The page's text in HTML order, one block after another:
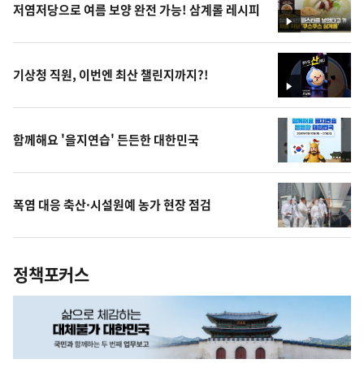
영
상
저염저당으로 여름 보양 완전 가능! 삼계롤 레시피
영
상
기상청 직원, 이번엔 최산 챌린지까지?!
함께해요 '을지연습' 든든한 대한민국
폭염 대응 축산·시설원예 농가 현장 점검
정책포커스